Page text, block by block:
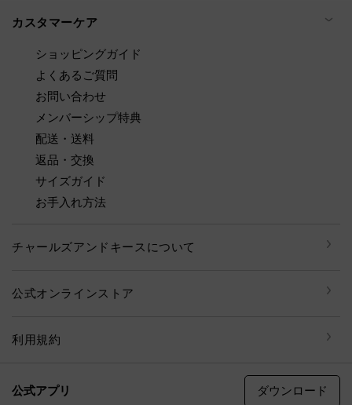
カスタマーケア
ショッピングガイド
よくあるご質問
お問い合わせ
メンバーシップ特典
配送・送料
返品・交換
サイズガイド
お手入れ方法
チャールズアンドキースについて
公式オンラインストア
利用規約
公式アプリ ダウンロード